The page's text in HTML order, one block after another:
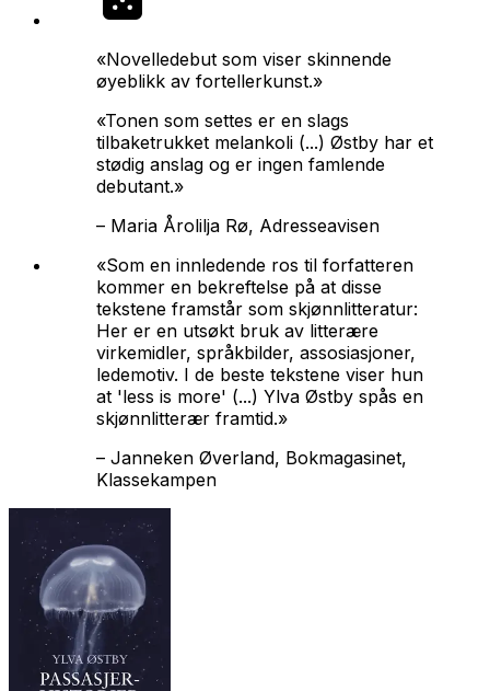
«Novelledebut som viser skinnende
øyeblikk av fortellerkunst.»
«Tonen som settes er en slags
tilbaketrukket melankoli (...) Østby har et
stødig anslag og er ingen famlende
debutant.»
– Maria Årolilja Rø, Adresseavisen
«Som en innledende ros til forfatteren
kommer en bekreftelse på at disse
tekstene framstår som skjønnlitteratur:
Her er en utsøkt bruk av litterære
virkemidler, språkbilder, assosiasjoner,
ledemotiv. I de beste tekstene viser hun
at 'less is more' (...) Ylva Østby spås en
skjønnlitterær framtid.»
– Janneken Øverland, Bokmagasinet,
Klassekampen